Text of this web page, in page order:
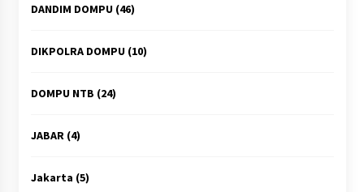
DANDIM DOMPU(46)
DIKPOLRA DOMPU(10)
DOMPU NTB (24)
JABAR(4)
Jakarta (5)